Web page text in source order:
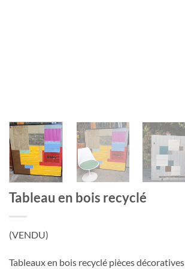
Tableau en bois recyclé
(VENDU)
Tableaux en bois recyclé pièces décoratives